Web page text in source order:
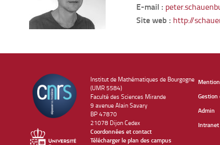
E-mail :
Site web : http://
Institut de Mathématiques de Bourgogne
(UMR 5584)
Faculté des Sciences Mirande
9 avenue Alain Savary
BP 47870
21078 Dijon Cedex
Coordonnées et contact
Télécharger le plan des campus
Gestion
Admin
Intranet